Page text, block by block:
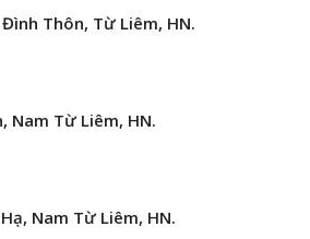
Thôn, Từ Liêm, HN.
Nam Từ Liêm, HN.
Nam Từ Liêm, HN.